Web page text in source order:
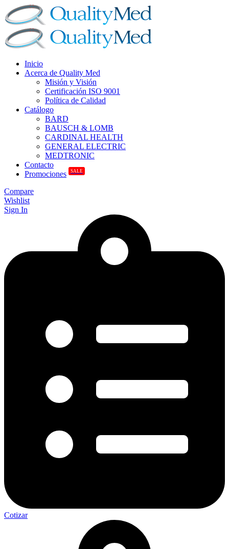
Inicio
Acerca de Quality Med
Misión y Visión
Certificación ISO 9001
Política de Calidad
Catálogo
BARD
BAUSCH & LOMB
CARDINAL HEALTH
GENERAL ELECTRIC
MEDTRONIC
Contacto
Promociones
SALE
Compare
Wishlist
Sign In
Cotizar